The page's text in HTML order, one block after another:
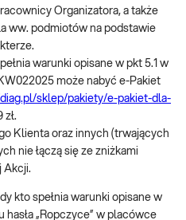
Organizatora, a także
ww. podmiotów na podstawie
warunki opisane w pkt 5.1 w
może nabyć e-Pakiet
sklep/pakiety/e-pakiet-dla-
zł.
Klienta oraz innych (trwających
nie łączą się ze zniżkami
Akcji.
kto spełnia warunki opisane w
hasła „Ropczyce” w placówce